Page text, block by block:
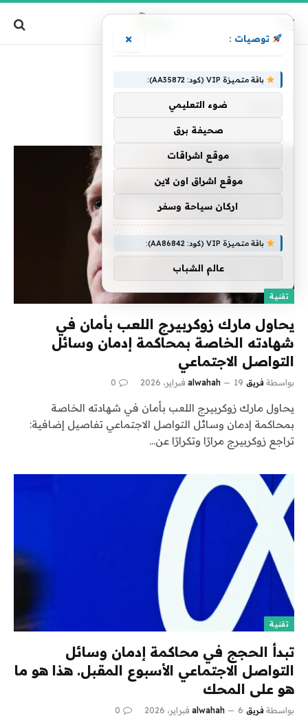
تقنية
يحاول مارك زوكربيرج اللعب بأمان في
شهادته الخاصة بمحاكمة إدمان وسائل
التواصل الاجتماعي
بواسطة فريق alwahah 19 فبراير، 2026 0
يحاول مارك زوكربيرج اللعب بأمان في شهادته الخاصة
بمحاكمة إدمان وسائل التواصل الاجتماعي تفاصيل إضافية:
تراجع زوكربيرج مرارًا وتكرارًا عن…
تقنية
تبدأ الحجج في محاكمة إدمان وسائل
التواصل الاجتماعي الأسبوع المقبل. هذا هو ما
هو على المحك
بواسطة فريق alwahah 6 فبراير، 2026 0
توصيات : ×
باقة متميزة VIP (كود: AA35872):
ضوء التعليمي
صحيفة برق
موقع اشراقات
موقع اشراق اون لاين
اركان سياحة وسفر
باقة متميزة VIP (كود: AA86842):
عالم الشباب